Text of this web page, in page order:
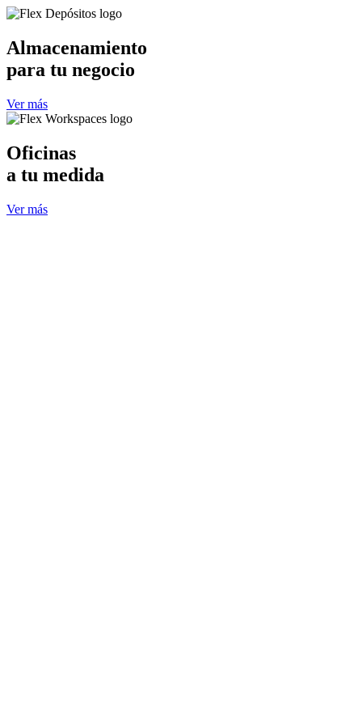
Almacenamiento
para tu negocio
Ver más
Oficinas
a tu medida
Ver más